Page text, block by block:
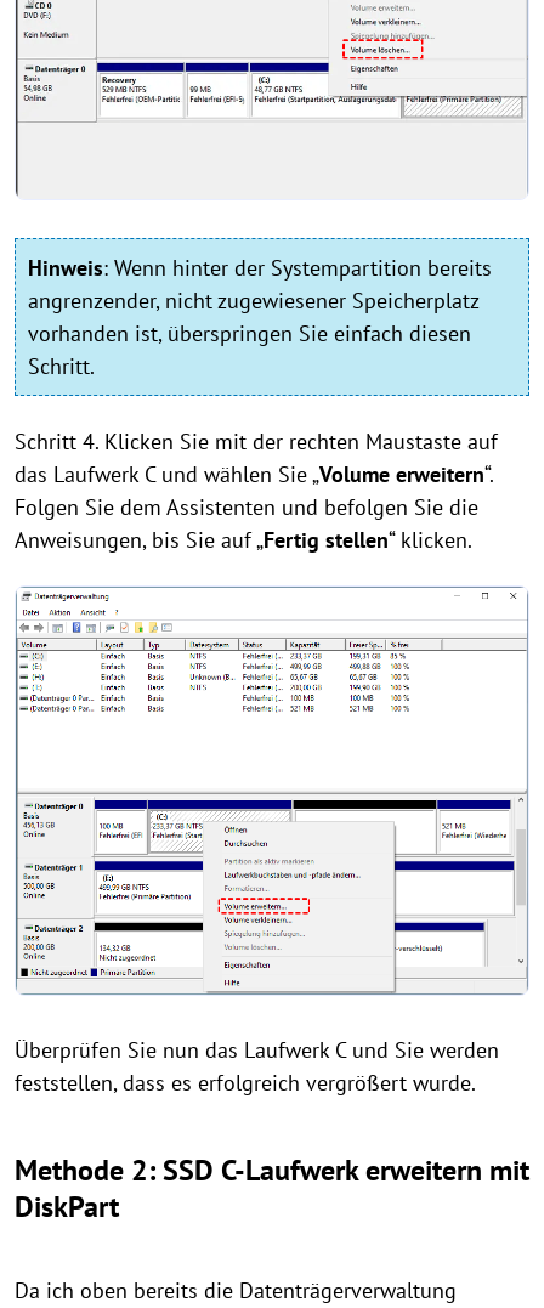
Hinweis: Wenn hinter der Systempartition bereits
angrenzender, nicht zugewiesener Speicherplatz
vorhanden ist, überspringen Sie einfach diesen
Schritt.
Schritt 4. Klicken Sie mit der rechten Maustaste auf
das Laufwerk C und wählen Sie „Volume erweitern“.
Folgen Sie dem Assistenten und befolgen Sie die
Anweisungen, bis Sie auf „Fertig stellen“ klicken.
Überprüfen Sie nun das Laufwerk C und Sie werden
feststellen, dass es erfolgreich vergrößert wurde.
Methode 2: SSD C-Laufwerk erweitern mit
DiskPart
Da ich oben bereits die Datenträgerverwaltung